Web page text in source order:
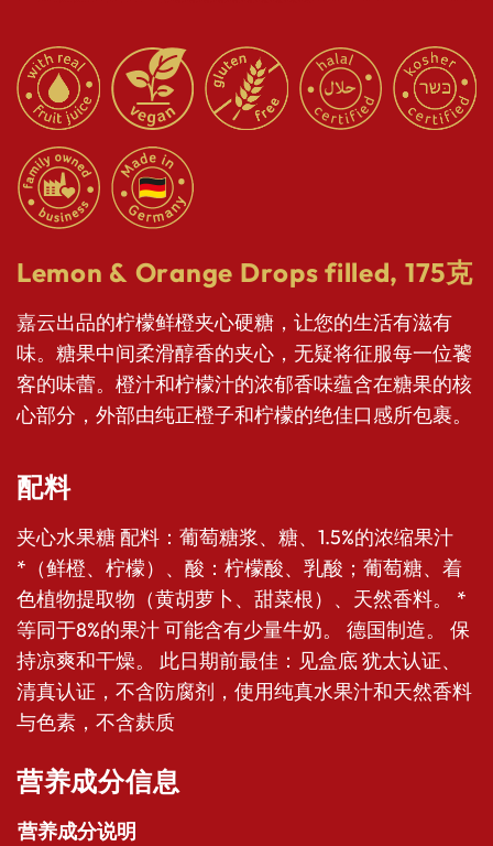
Lemon & Orange Drops filled, 175克
嘉云出品的柠檬鲜橙夹心硬糖，让您的生活有滋有
味。糖果中间柔滑醇香的夹心，无疑将征服每一位饕
客的味蕾。橙汁和柠檬汁的浓郁香味蕴含在糖果的核
心部分，外部由纯正橙子和柠檬的绝佳口感所包裹。
配料
夹心水果糖 配料：葡萄糖浆、糖、1.5%的浓缩果汁
*（鲜橙、柠檬）、酸：柠檬酸、乳酸；葡萄糖、着
色植物提取物（黄胡萝卜、甜菜根）、天然香料。 *
等同于8%的果汁 可能含有少量牛奶。 德国制造。 保
持凉爽和干燥。 此日期前最佳：见盒底 犹太认证、
清真认证，不含防腐剂，使用纯真水果汁和天然香料
与色素，不含麸质
营养成分信息
营养成分说明